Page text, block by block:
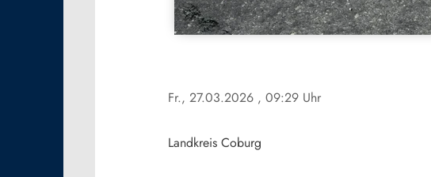
Fr., 27.03.2026 , 09:29 Uhr
Landkreis Coburg